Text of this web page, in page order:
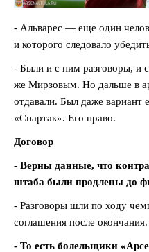
- Альварес — еще один
и которого следовало
- Были и с ним разговоры, и
же Мирзовым. Но дальше в
отдавали. Был даже вариант
«Спартак». Его право.
Договор
- Верны данные, что
штаба были продлены до
- Разговоры шли по ходу
соглашения после окончания.
- То есть болельщики